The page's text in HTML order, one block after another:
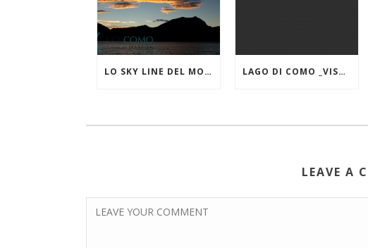
LO SKY LINE DEL MONTE CROCIONE VISTO DA LIERNA LAGO DI COMO _VISTA DA VARENNA
LEAVE A